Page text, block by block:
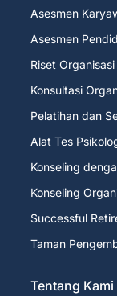
Asesmen
Asesmen
Riset Organisasi
Konsultasi
Pelatihan dan
Alat Tes
Konseling
Konseling
Successful
Taman
Tentang Kami